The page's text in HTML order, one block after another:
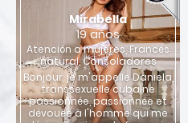
Mirabella
19 años
Atención a mujeres, Francés
natural, Consoladores
Bonjour, je m'appelle Daniela,
transsexuelle cubaine
passionnée, passionnée et
dévouée à l'homme qui me